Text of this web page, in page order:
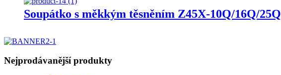
Šoupátko s měkkým těsněním Z45X-10Q/16Q/25Q
Nejprodávanější produkty